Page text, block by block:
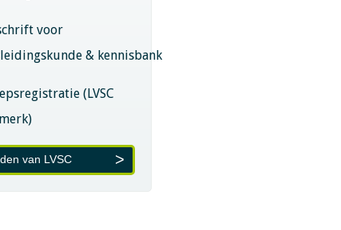
voor
& kennisbank
(LVSC
van LVSC